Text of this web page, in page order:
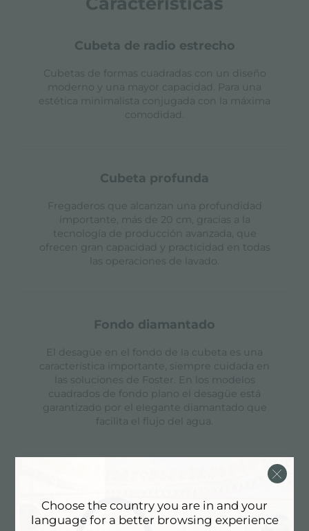
cubeta de radio estrecho
Cubetas de formas cuadradas con un diseño
moderno y una mayor capacidad. Para una
estética minimalista conjugada con la máxima
comodidad.
cubeta profunda
Fregaderos que alcanzan una profundidad
importante, más de 20 cm, gracias a la
tecnología de producción avanzada, que
ofrecen gran capacidad y practicidad en todas
las operaciones de lavado.
fondo diamantado
El desagüe en el fondo de la cubeta es una
característica importante, siempre cuidada en
las soluciones de Foster. En los modelos
cuadrados de fondo plano el desagüe está
garantizado por el elegante diamantado que
facilita el flujo del agua.
Acero 1 mm de espesor. Un espesor importante
que garantiza máxima robustez para los
Choose the country you are in and your
language for a better browsing experience